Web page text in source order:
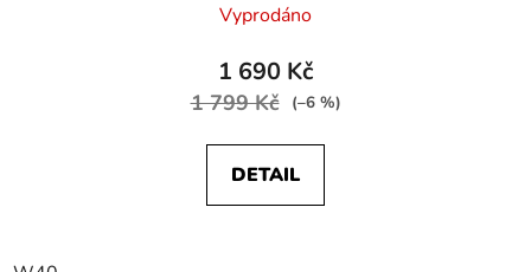
Vyprodáno
1 690 Kč
1 799 Kč (–6 %)
DETAIL